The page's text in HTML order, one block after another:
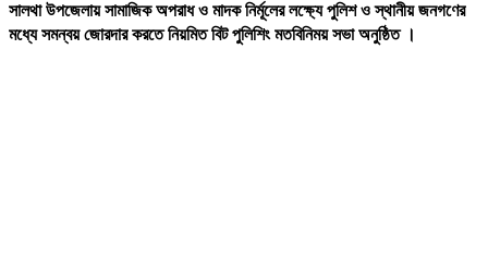
সালথা উপজেলায় সামাজিক অপরাধ ও মাদক নির্মূলের লক্ষ্যে পুলিশ ও স্থানীয় জনগণের
মধ্যে সমন্বয় জোরদার করতে নিয়মিত বিট পুলিশিং মতবিনিময় সভা অনুষ্ঠিত ।